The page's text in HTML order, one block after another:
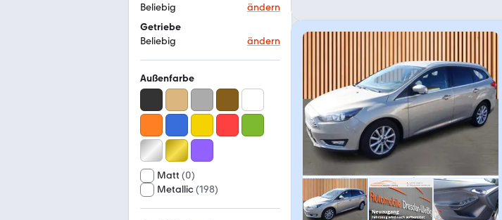
Beliebig
ändern
Getriebe
Beliebig
ändern
Außenfarbe
Matt (0)
Metallic(198)